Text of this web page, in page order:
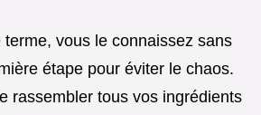
vous le connaissez sans
étape pour éviter le chaos.
rassembler tous vos ingrédients